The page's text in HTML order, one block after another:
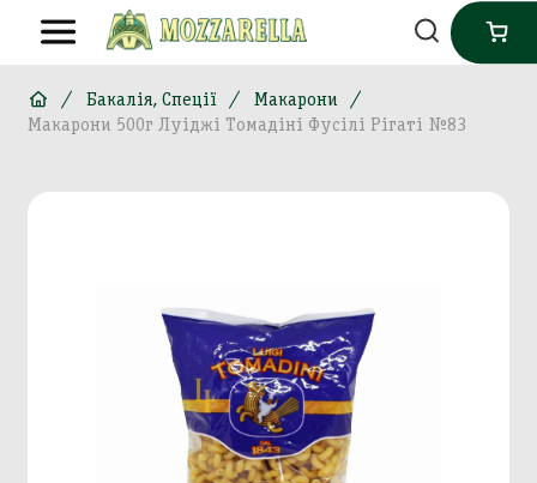
Бакалія, Спеції
Макарони
Макарони 500г Луіджі Томадіні Фусілі Рігаті №83